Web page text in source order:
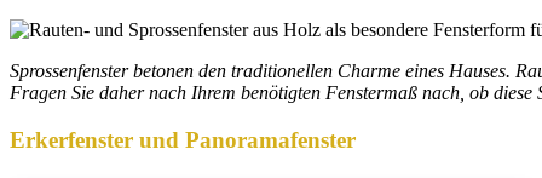
Sprossenfenster betonen den traditionellen Charme eines Hauses.
Fragen Sie daher nach Ihrem benötigten Fenstermaß nach, ob
Erkerfenster und Panoramafenster